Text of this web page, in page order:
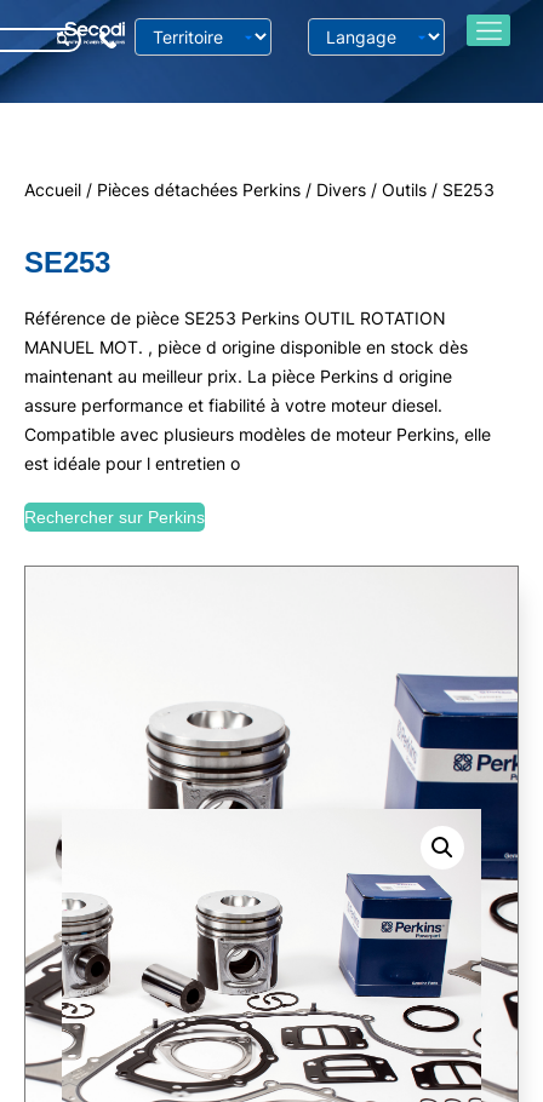
Accueil / Pièces détachées Perkins / Divers / Outils / SE253
SE253
Référence de pièce SE253 Perkins OUTIL ROTATION
MANUEL MOT. , pièce d origine disponible en stock dès
maintenant au meilleur prix. La pièce Perkins d origine
assure performance et fiabilité à votre moteur diesel.
Compatible avec plusieurs modèles de moteur Perkins, elle
est idéale pour l entretien o
Rechercher sur Perkins